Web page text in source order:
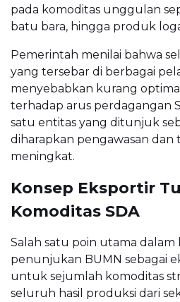
pada komoditas unggulan
batu bara, hingga produk
Pemerintah menilai bahwa
yang tersebar di berbagai
menyebabkan kurang
terhadap arus perdagangan
satu entitas yang ditunjuk
diharapkan pengawasan dan
meningkat.
Konsep Eksportir
Komoditas SDA
Salah satu poin utama dalam
penunjukan BUMN sebagai
untuk sejumlah komoditas
seluruh hasil produksi dari